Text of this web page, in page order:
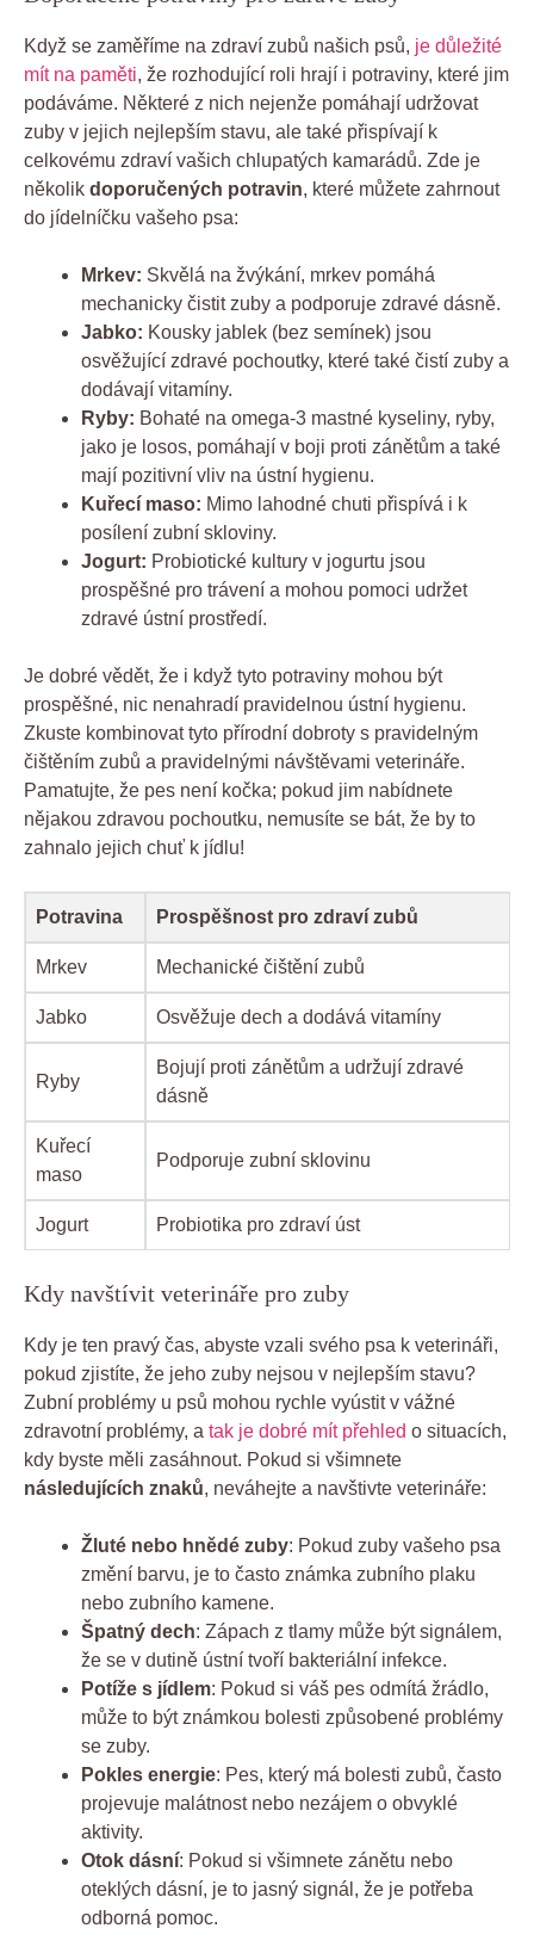
Když se zaměříme na zdraví zubů našich psů, je důležité
mít na paměti, že rozhodující roli hrají i potraviny, které jim
podáváme. Některé z nich nejenže pomáhají udržovat
zuby v jejich nejlepším stavu, ale také přispívají k
celkovému zdraví vašich chlupatých kamarádů. Zde je
několik doporučených potravin, které můžete zahrnout
do jídelníčku vašeho psa:
Mrkev: Skvělá na žvýkání, mrkev pomáhá
mechanicky čistit zuby a podporuje zdravé dásně.
Jabko: Kousky jablek (bez semínek) jsou
osvěžující zdravé pochoutky, které také čistí zuby a
dodávají vitamíny.
Ryby: Bohaté na omega-3 mastné kyseliny, ryby,
jako je losos, pomáhají v boji proti zánětům a také
mají pozitivní vliv na ústní hygienu.
Kuřecí maso: Mimo lahodné chuti přispívá i k
posílení zubní skloviny.
Jogurt: Probiotické kultury v jogurtu jsou
prospěšné pro trávení a mohou pomoci udržet
zdravé ústní prostředí.
Je dobré vědět, že i když tyto potraviny mohou být
prospěšné, nic nenahradí pravidelnou ústní hygienu.
Zkuste kombinovat tyto přírodní dobroty s pravidelným
čištěním zubů a pravidelnými návštěvami veterináře.
Pamatujte, že pes není kočka; pokud jim nabídnete
nějakou zdravou pochoutku, nemusíte se bát, že by to
zahnalo jejich chuť k jídlu!
Potravina Prospěšnost pro zdraví zubů
Mrkev Mechanické čištění zubů
Jabko Osvěžuje dech a dodává vitamíny
Ryby
Bojují proti zánětům a udržují zdravé
dásně
Kuřecí
maso
Podporuje zubní sklovinu
Jogurt Probiotika pro zdraví úst
Kdy navštívit veterináře pro zuby
Kdy je ten pravý čas, abyste vzali svého psa k veterináři,
pokud zjistíte, že jeho zuby nejsou v nejlepším stavu?
Zubní problémy u psů mohou rychle vyústit v vážné
zdravotní problémy, a tak je dobré mít přehled o situacích,
kdy byste měli zasáhnout. Pokud si všimnete
následujících znaků, neváhejte a navštivte veterináře:
Žluté nebo hnědé zuby: Pokud zuby vašeho psa
změní barvu, je to často známka zubního plaku
nebo zubního kamene.
Špatný dech: Zápach z tlamy může být signálem,
že se v dutině ústní tvoří bakteriální infekce.
Potíže s jídlem: Pokud si váš pes odmítá žrádlo,
může to být známkou bolesti způsobené problémy
se zuby.
Pokles energie: Pes, který má bolesti zubů, často
projevuje malátnost nebo nezájem o obvyklé
aktivity.
Otok dásní: Pokud si všimnete zánětu nebo
oteklých dásní, je to jasný signál, že je potřeba
odborná pomoc.